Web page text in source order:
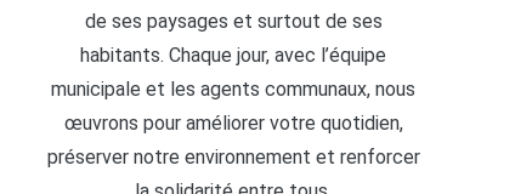
de ses paysages et surtout de ses
habitants. Chaque jour, avec l’équipe
municipale et les agents communaux, nous
œuvrons pour améliorer votre quotidien,
préserver notre environnement et renforcer